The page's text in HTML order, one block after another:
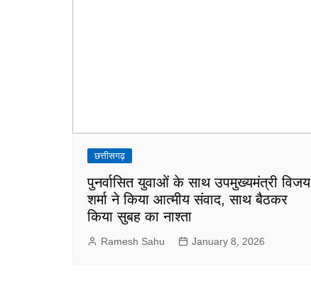
छत्तीसगढ़
पुनर्वासित युवाओं के साथ उपमुख्यमंत्री विजय
शर्मा ने किया आत्मीय संवाद, साथ बैठकर
किया सुबह का नाश्ता
Ramesh Sahu January 8, 2026